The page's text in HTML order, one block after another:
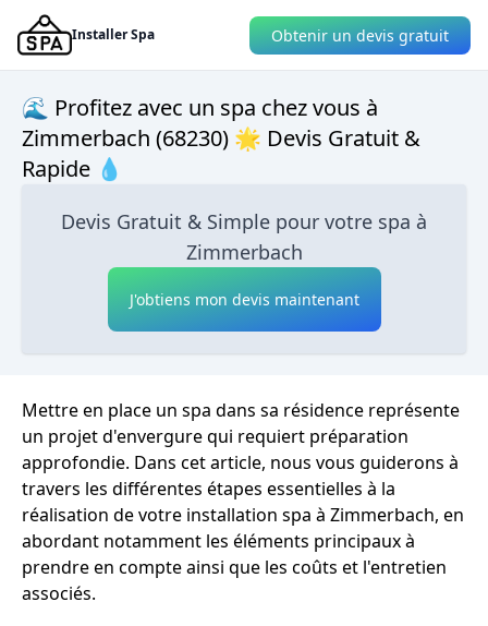
Installer Spa Obtenir un devis gratuit
🌊 Profitez avec un spa chez vous à
Zimmerbach (68230) 🌟 Devis Gratuit &
Rapide 💧
Devis Gratuit & Simple pour votre spa à
Zimmerbach
J'obtiens mon devis maintenant
Mettre en place un spa dans sa résidence représente
un projet d'envergure qui requiert préparation
approfondie. Dans cet article, nous vous guiderons à
travers les différentes étapes essentielles à la
réalisation de votre installation spa à Zimmerbach, en
abordant notamment les éléments principaux à
prendre en compte ainsi que les coûts et l'entretien
associés.